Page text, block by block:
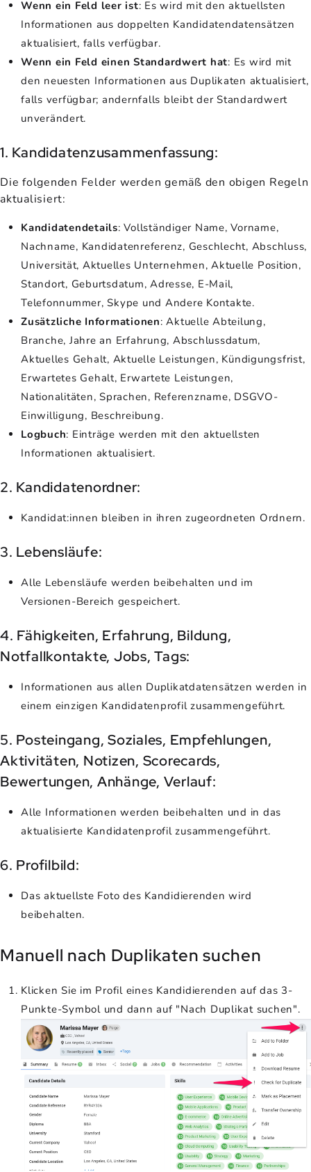
Wenn ein Feld leer ist: Es wird mit den aktuellsten
Informationen aus doppelten Kandidatendatensätzen
aktualisiert, falls verfügbar.
Wenn ein Feld einen Standardwert hat: Es wird mit
den neuesten Informationen aus Duplikaten aktualisiert,
falls verfügbar; andernfalls bleibt der Standardwert
unverändert.
1. Kandidatenzusammenfassung:
Die folgenden Felder werden gemäß den obigen Regeln
aktualisiert:
Kandidatendetails: Vollständiger Name, Vorname,
Nachname, Kandidatenreferenz, Geschlecht, Abschluss,
Universität, Aktuelles Unternehmen, Aktuelle Position,
Standort, Geburtsdatum, Adresse, E-Mail,
Telefonnummer, Skype und Andere Kontakte.
Zusätzliche Informationen: Aktuelle Abteilung,
Branche, Jahre an Erfahrung, Abschlussdatum,
Aktuelles Gehalt, Aktuelle Leistungen, Kündigungsfrist,
Erwartetes Gehalt, Erwartete Leistungen,
Nationalitäten, Sprachen, Referenzname, DSGVO-
Einwilligung, Beschreibung.
Logbuch: Einträge werden mit den aktuellsten
Informationen aktualisiert.
2. Kandidatenordner:
Kandidat:innen bleiben in ihren zugeordneten Ordnern.
3. Lebensläufe:
Alle Lebensläufe werden beibehalten und im
Versionen-Bereich gespeichert.
4. Fähigkeiten, Erfahrung, Bildung,
Notfallkontakte, Jobs, Tags:
Informationen aus allen Duplikatdatensätzen werden in
einem einzigen Kandidatenprofil zusammengeführt.
5. Posteingang, Soziales, Empfehlungen,
Aktivitäten, Notizen, Scorecards,
Bewertungen, Anhänge, Verlauf:
Alle Informationen werden beibehalten und in das
aktualisierte Kandidatenprofil zusammengeführt.
6. Profilbild:
Das aktuellste Foto des Kandidierenden wird
beibehalten.
Manuell nach Duplikaten suchen
Klicken Sie im Profil eines Kandidierenden auf das 3-
Punkte-Symbol und dann auf "Nach Duplikat suchen".